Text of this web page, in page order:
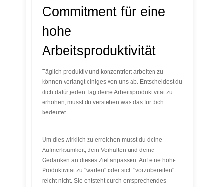
Commitment für eine
hohe
Arbeitsproduktivität
Täglich produktiv und konzentriert arbeiten zu
können verlangt einiges von uns ab. Entscheidest du
dich dafür jeden Tag deine Arbeitsproduktivität zu
erhöhen, musst du verstehen was das für dich
bedeutet.
Um dies wirklich zu erreichen musst du deine
Aufmerksamkeit, dein Verhalten und deine
Gedanken an dieses Ziel anpassen. Auf eine hohe
Produktivität zu "warten" oder sich "vorzubereiten"
reicht nicht. Sie entsteht durch entsprechendes